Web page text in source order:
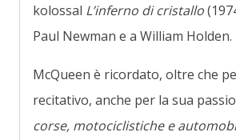
kolossal L’inferno di cristallo
Paul Newman e a William Holden.
McQueen è ricordato, oltre che
recitativo, anche per la sua
corse, motociclistiche e